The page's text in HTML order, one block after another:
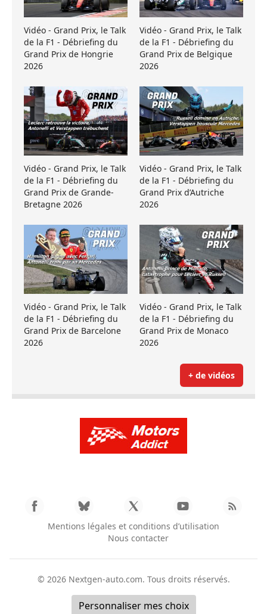
Vidéo - Grand Prix, le Talk
de la F1 - Débriefing du
Grand Prix de Hongrie
2026
Vidéo - Grand Prix, le Talk
de la F1 - Débriefing du
Grand Prix de Belgique
2026
Vidéo - Grand Prix, le Talk
de la F1 - Débriefing du
Grand Prix de Grande-
Bretagne 2026
Vidéo - Grand Prix, le Talk
de la F1 - Débriefing du
Grand Prix d’Autriche
2026
Vidéo - Grand Prix, le Talk
de la F1 - Débriefing du
Grand Prix de Barcelone
2026
Vidéo - Grand Prix, le Talk
de la F1 - Débriefing du
Grand Prix de Monaco
2026
+ de vidéos
Mentions légales et conditions d’utilisation
Nous contacter
© 2026 Nextgen-auto.com. Tous droits réservés.
Personnaliser mes choix